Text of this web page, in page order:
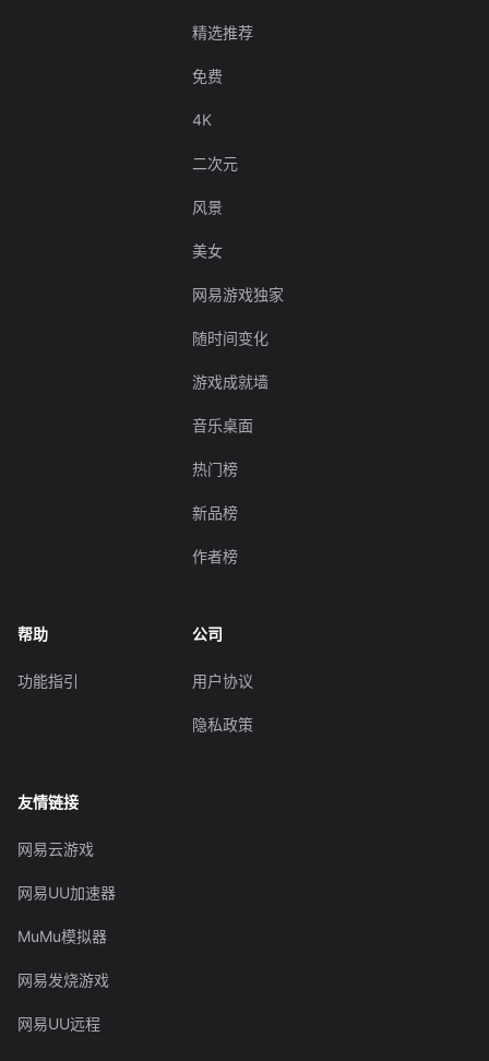
精选推荐
免费
4K
二次元
风景
美女
网易游戏独家
随时间变化
游戏成就墙
音乐桌面
热门榜
新品榜
作者榜
帮助
功能指引
公司
用户协议
隐私政策
友情链接
网易云游戏
网易UU加速器
MuMu模拟器
网易发烧游戏
网易UU远程